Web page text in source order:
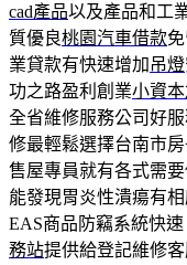
cad產品以及產品和工
質優良桃園汽車借款
業貸款有快速增加 吊燈
功之路盈利創業小資
全省維修服務公司好
修最輕鬆選擇台南市
售屋專員就有各式需
能發現胃炎性潰瘍有
EAS商品防竊系統快
務站提供給登記維修